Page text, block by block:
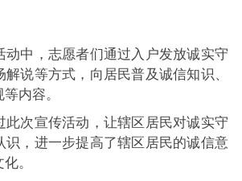
中，志愿者们通过入户发放诚实守
说等方式，向居民普及诚信知识、
内容。
次宣传活动，让辖区居民对诚实守
识，进一步提高了辖区居民的诚信意
。